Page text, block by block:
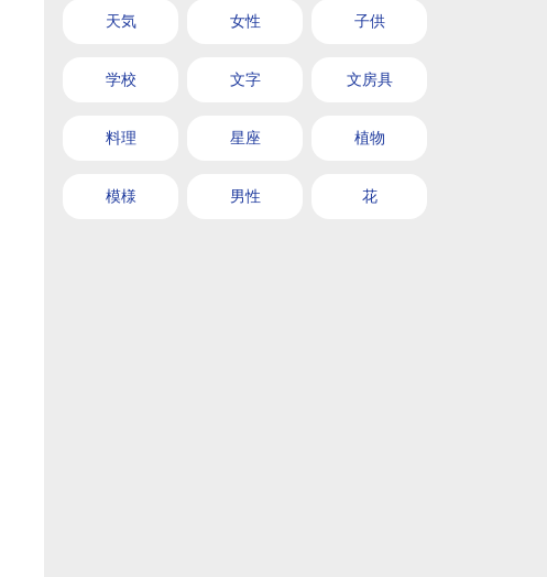
天気 女性 子供
学校 文字 文房具
料理 星座 植物
模様 男性 花